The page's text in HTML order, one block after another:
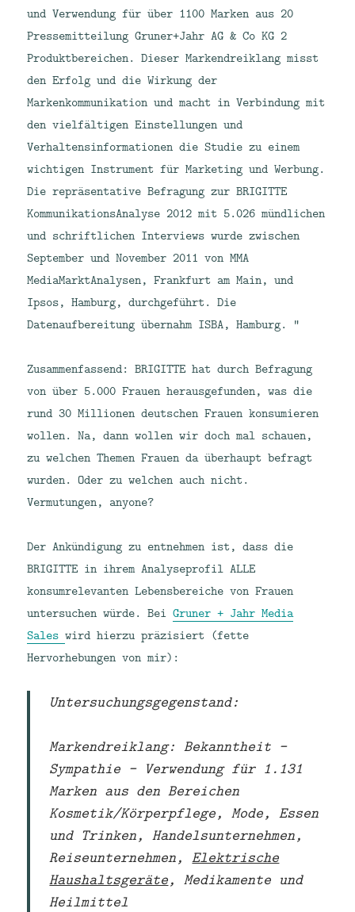
und Verwendung für über 1100 Marken aus 20
Pressemitteilung Gruner+Jahr AG & Co KG 2
Produktbereichen. Dieser Markendreiklang misst
den Erfolg und die Wirkung der
Markenkommunikation und macht in Verbindung mit
den vielfältigen Einstellungen und
Verhaltensinformationen die Studie zu einem
wichtigen Instrument für Marketing und Werbung.
Die repräsentative Befragung zur BRIGITTE
KommunikationsAnalyse 2012 mit 5.026 mündlichen
und schriftlichen Interviews wurde zwischen
September und November 2011 von MMA
MediaMarktAnalysen, Frankfurt am Main, und
Ipsos, Hamburg, durchgeführt. Die
Datenaufbereitung übernahm ISBA, Hamburg. “
Zusammenfassend: BRIGITTE hat durch Befragung
von über 5.000 Frauen herausgefunden, was die
rund 30 Millionen deutschen Frauen konsumieren
wollen. Na, dann wollen wir doch mal schauen,
zu welchen Themen Frauen da überhaupt befragt
wurden. Oder zu welchen auch nicht.
Vermutungen, anyone?
Der Ankündigung zu entnehmen ist, dass die
BRIGITTE in ihrem Analyseprofil ALLE
konsumrelevanten Lebensbereiche von Frauen
untersuchen würde. BeiGruner + Jahr Media
Saleswird hierzu präzisiert (fette
Hervorhebungen von mir):
Untersuchungsgegenstand:
Markendreiklang: Bekanntheit –
Sympathie – Verwendung für 1.131
Marken aus den Bereichen
Kosmetik/Körperpflege, Mode, Essen
und Trinken, Handelsunternehmen,
Reiseunternehmen,Elektrische
Haushaltsgeräte, Medikamente und
Heilmittel